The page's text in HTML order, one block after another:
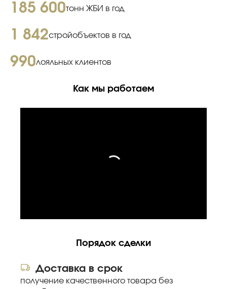
185 600тонн ЖБИ в год
1 842стройобъектов в год
990лояльных клиентов
Как мы работаем
Порядок сделки
Доставка в срок
получение качественного товара без